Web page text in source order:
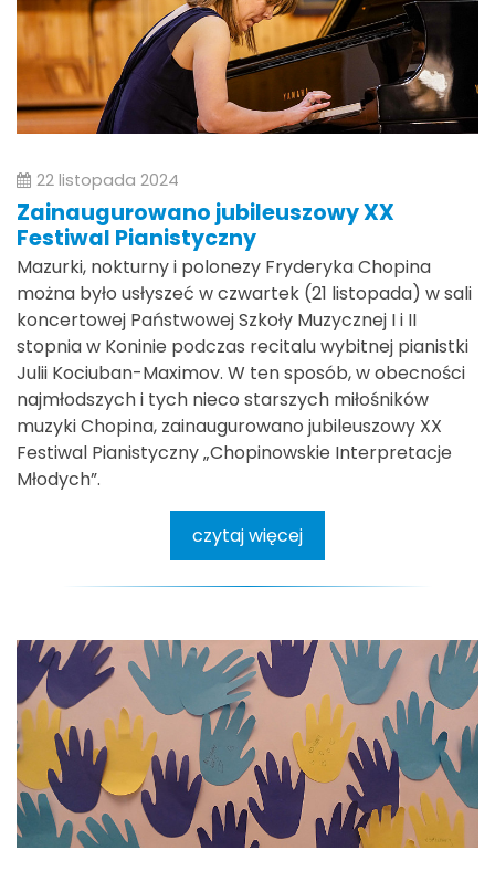
22 listopada 2024
Zainaugurowano jubileuszowy XX
Festiwal Pianistyczny
Mazurki, nokturny i polonezy Fryderyka Chopina
można było usłyszeć w czwartek (21 listopada) w sali
koncertowej Państwowej Szkoły Muzycznej I i II
stopnia w Koninie podczas recitalu wybitnej pianistki
Julii Kociuban-Maximov. W ten sposób, w obecności
najmłodszych i tych nieco starszych miłośników
muzyki Chopina, zainaugurowano jubileuszowy XX
Festiwal Pianistyczny „Chopinowskie Interpretacje
Młodych”.
czytaj więcej